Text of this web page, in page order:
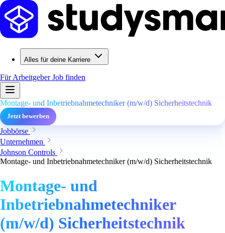
Alles für deine Karriere
Für ArbeitgeberJob finden
Montage- und Inbetriebnahmetechniker (m/w/d) Sicherheitstechnik
Jetzt bewerben
Jobbörse
Unternehmen
Johnson Controls
Montage- und Inbetriebnahmetechniker (m/w/d) Sicherheitstechnik
Montage- und
Inbetriebnahmetechniker
(m/w/d) Sicherheitstechnik